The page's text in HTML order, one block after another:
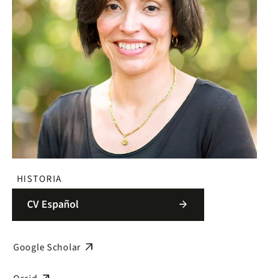
HISTORIA
CV Español arrow_forward
Google Scholar arrow_outward